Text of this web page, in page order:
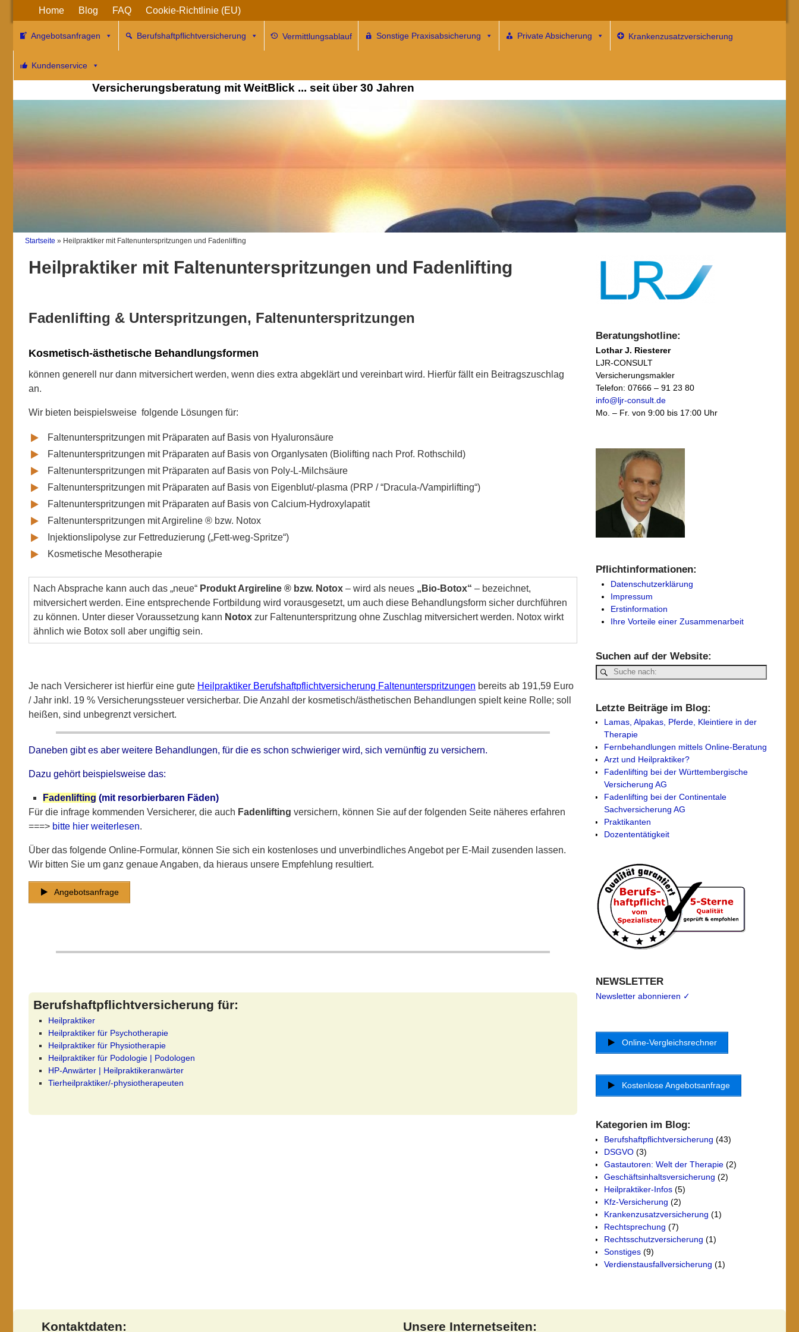
Home Blog FAQ Cookie-Richtlinie (EU)
Angebotsanfragen Berufshaftpflichtversicherung Vermittlungsablauf Sonstige Praxisabsicherung Private Absicherung Krankenzusatzversicherung
KundenserviceBerufshaftpflichtversicherung für alle … und mehr
Versicherungsberatung mit WeitBlick ... seit über 30 Jahren
Startseite » Heilpraktiker mit Faltenunterspritzungen und Fadenlifting
Heilpraktiker mit Faltenunterspritzungen und Fadenlifting
Fadenlifting & Unterspritzungen, Faltenunterspritzungen
Kosmetisch-ästhetische Behandlungsformen
können generell nur dann mitversichert werden, wenn dies extra abgeklärt und vereinbart wird. Hierfür fällt ein Beitragszuschlag
an.
Wir bieten beispielsweise folgende Lösungen für:
Faltenunterspritzungen mit Präparaten auf Basis von Hyaluronsäure
Faltenunterspritzungen mit Präparaten auf Basis von Organlysaten (Biolifting nach Prof. Rothschild)
Faltenunterspritzungen mit Präparaten auf Basis von Poly-L-Milchsäure
Faltenunterspritzungen mit Präparaten auf Basis von Eigenblut/-plasma (PRP / “Dracula-/Vampirlifting“)
Faltenunterspritzungen mit Präparaten auf Basis von Calcium-Hydroxylapatit
Faltenunterspritzungen mit Argireline ® bzw. Notox
Injektionslipolyse zur Fettreduzierung („Fett-weg-Spritze“)
Kosmetische Mesotherapie
Nach Absprache kann auch das „neue“ Produkt Argireline ® bzw. Notox – wird als neues „Bio-Botox“ – bezeichnet,
mitversichert werden. Eine entsprechende Fortbildung wird vorausgesetzt, um auch diese Behandlungsform sicher durchführen
zu können. Unter dieser Voraussetzung kann Notox zur Faltenunterspritzung ohne Zuschlag mitversichert werden. Notox wirkt
ähnlich wie Botox soll aber ungiftig sein.
Je nach Versicherer ist hierfür eine gute Heilpraktiker Berufshaftpflichtversicherung Faltenunterspritzungen bereits ab 191,59 Euro
/ Jahr inkl. 19 % Versicherungssteuer versicherbar. Die Anzahl der kosmetisch/ästhetischen Behandlungen spielt keine Rolle; soll
heißen, sind unbegrenzt versichert.
Daneben gibt es aber weitere Behandlungen, für die es schon schwieriger wird, sich vernünftig zu versichern.
Dazu gehört beispielsweise das:
Fadenlifting (mit resorbierbaren Fäden)
Für die infrage kommenden Versicherer, die auch Fadenlifting versichern, können Sie auf der folgenden Seite näheres erfahren
===> bitte hier weiterlesen.
Über das folgende Online-Formular, können Sie sich ein kostenloses und unverbindliches Angebot per E-Mail zusenden lassen.
Wir bitten Sie um ganz genaue Angaben, da hieraus unsere Empfehlung resultiert.
Angebotsanfrage
Berufshaftpflichtversicherung für:
Heilpraktiker
Heilpraktiker für Psychotherapie
Heilpraktiker für Physiotherapie
Heilpraktiker für Podologie | Podologen
HP-Anwärter | Heilpraktikeranwärter
Tierheilpraktiker/-physiotherapeuten
Beratungshotline:
Lothar J. Riesterer
LJR-CONSULT
Versicherungsmakler
Telefon: 07666 – 91 23 80
info@ljr-consult.de
Mo. – Fr. von 9:00 bis 17:00 Uhr
Pflichtinformationen:
Datenschutzerklärung
Impressum
Erstinformation
Ihre Vorteile einer Zusammenarbeit
Suchen auf der Website:
Letzte Beiträge im Blog:
Lamas, Alpakas, Pferde, Kleintiere in der
Therapie
Fernbehandlungen mittels Online-Beratung
Arzt und Heilpraktiker?
Fadenlifting bei der Württembergische
Versicherung AG
Fadenlifting bei der Continentale
Sachversicherung AG
Praktikanten
Dozententätigkeit
NEWSLETTER
Newsletter abonnieren ✓
Online-Vergleichsrechner
Kostenlose Angebotsanfrage
Kategorien im Blog:
Berufshaftpflichtversicherung (43)
DSGVO (3)
Gastautoren: Welt der Therapie (2)
Geschäftsinhaltsversicherung (2)
Heilpraktiker-Infos (5)
Kfz-Versicherung (2)
Krankenzusatzversicherung (1)
Rechtsprechung (7)
Rechtsschutzversicherung (1)
Sonstiges (9)
Verdienstausfallversicherung (1)
Kontaktdaten: Unsere Internetseiten: